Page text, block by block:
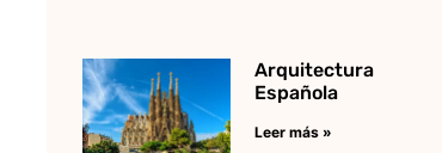
Arquitectura
Española
Leer más »